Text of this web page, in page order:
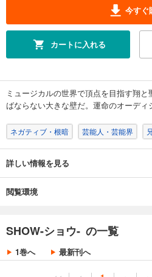
今すぐ
カートに入れる
ミュージカルの世界で頂点を目指す翔
ばならない大きな壁だ。運命のオーディ
ネガティブ・根暗 芸能人・芸能界
詳しい情報を見る
閲覧環境
SHOW-ショウ- の一覧
1巻へ 最新刊へ